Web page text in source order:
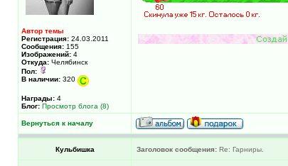
Автор темы
Регистрация: 24.03.2011
Сообщения: 155
Изображений: 4
Откуда: Челябинск
Пол:
В наличии: 320
Награды: 4
Блог: Просмотр блога (8)
Вернуться к началу
Кульбишка Заголовок сообщения: Re: Гарниры.